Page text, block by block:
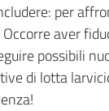
per
aver
possibili
di lotta